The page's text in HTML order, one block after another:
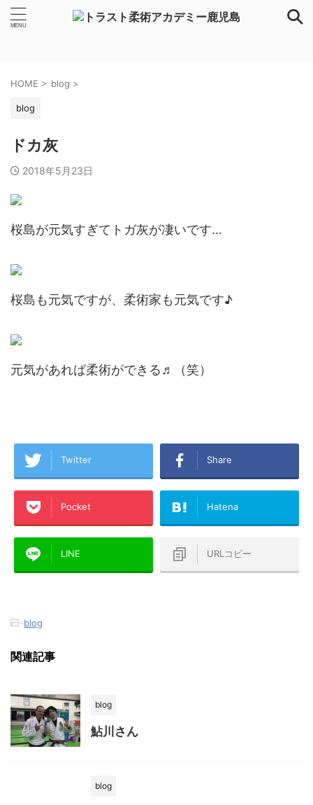
HOME > blog >
blog
ドカ灰
2018年5月23日
桜島が元気すぎてトガ灰が凄いです…
桜島も元気ですが、柔術家も元気です♪
元気があれば柔術ができる♬（笑）
Twitter Share
Pocket Hatena
LINE URLコピー
-blog
関連記事
blog
鮎川さん
blog